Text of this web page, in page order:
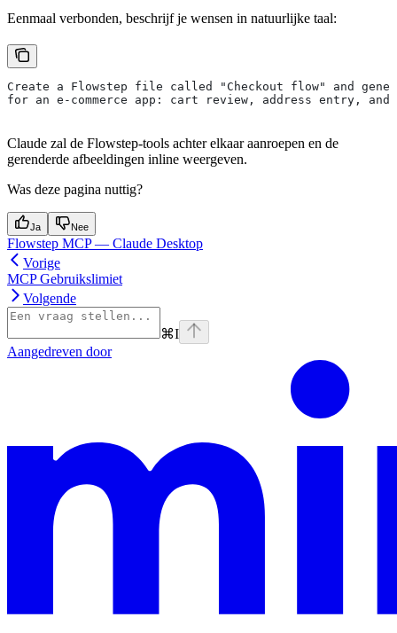
Eenmaal verbonden, beschrijf je wensen in natuurlijke taal:
Create a Flowstep file called "Checkout flow" and
for an e-commerce app: cart review, address entry, and
Claude zal de Flowstep-tools achter elkaar aanroepen en de
gerenderde afbeeldingen inline weergeven.
Was deze pagina nuttig?
Ja Nee
Flowstep MCP — Claude Desktop
Vorige
MCP Gebruikslimiet
Volgende
⌘I
Aangedreven door